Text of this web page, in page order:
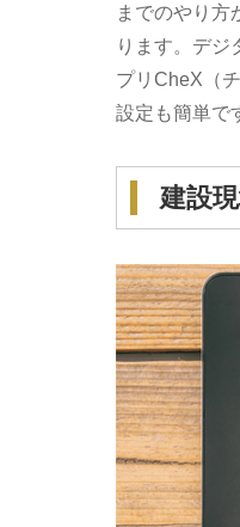
までのやり方
ります。デジ
プリCheX（
設定も簡単で
建設